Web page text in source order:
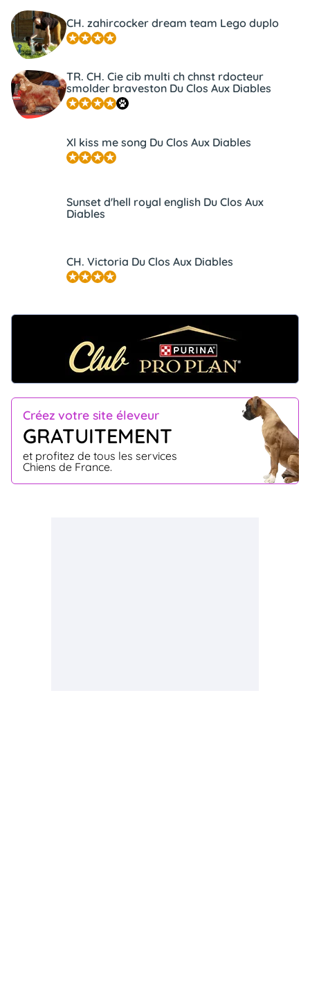
Créez votre site éleveur
GRATUITEMENT
et profitez de tous les services
Chiens de France.
CH. zahircocker dream team Lego duplo
TR. CH. Cie cib multi ch chnst rdocteur
smolder braveston Du Clos Aux Diables
Xl kiss me song Du Clos Aux Diables
Sunset d'hell royal english Du Clos Aux
Diables
CH. Victoria Du Clos Aux Diables